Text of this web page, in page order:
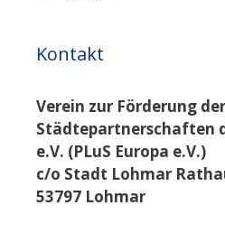
Kontakt
Verein zur Förderung
Städtepartnerschaften
e.V. (PLuS Europa e.V.)
c/o Stadt Lohmar
53797 Lohmar